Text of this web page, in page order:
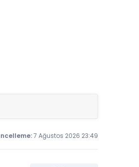
7 Ağustos 2026 23:49